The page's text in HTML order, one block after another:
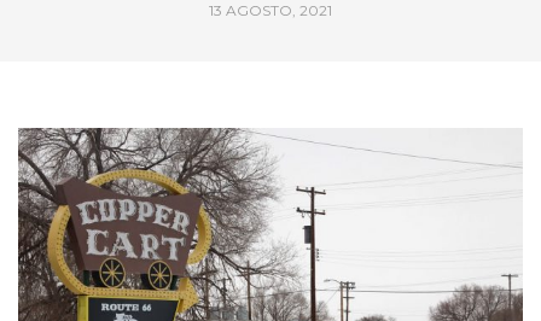
13 AGOSTO, 2021